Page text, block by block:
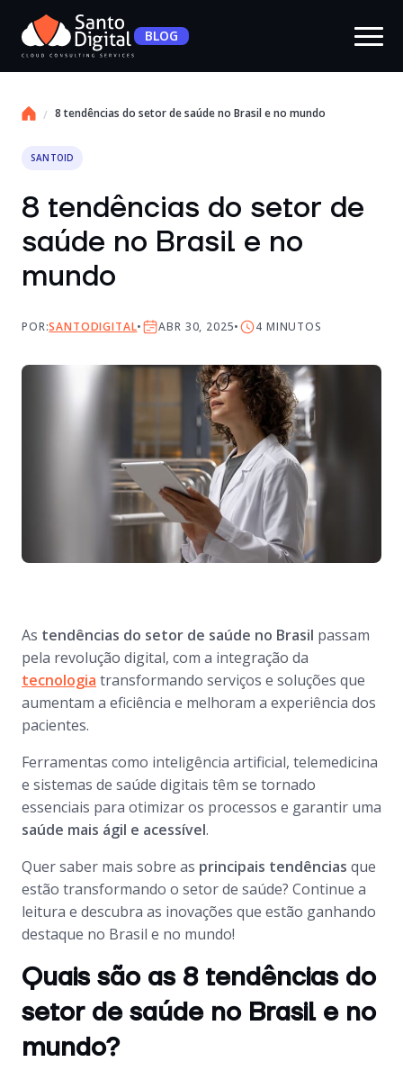
BLOG
8 tendências do setor de saúde no Brasil e no mundo
SANTOID
8 tendências do setor de
saúde no Brasil e no
mundo
POR:SANTODIGITAL ABR 30, 2025 4 MINUTOS
As tendências do setor de saúde no Brasil passam
pela revolução digital, com a integração da
tecnologia transformando serviços e soluções que
aumentam a eficiência e melhoram a experiência dos
pacientes.
Ferramentas como inteligência artificial, telemedicina
e sistemas de saúde digitais têm se tornado
essenciais para otimizar os processos e garantir uma
saúde mais ágil e acessível.
Quer saber mais sobre as principais tendências que
estão transformando o setor de saúde? Continue a
leitura e descubra as inovações que estão ganhando
destaque no Brasil e no mundo!
Quais são as 8 tendências do
setor de saúde no Brasil e no
mundo?